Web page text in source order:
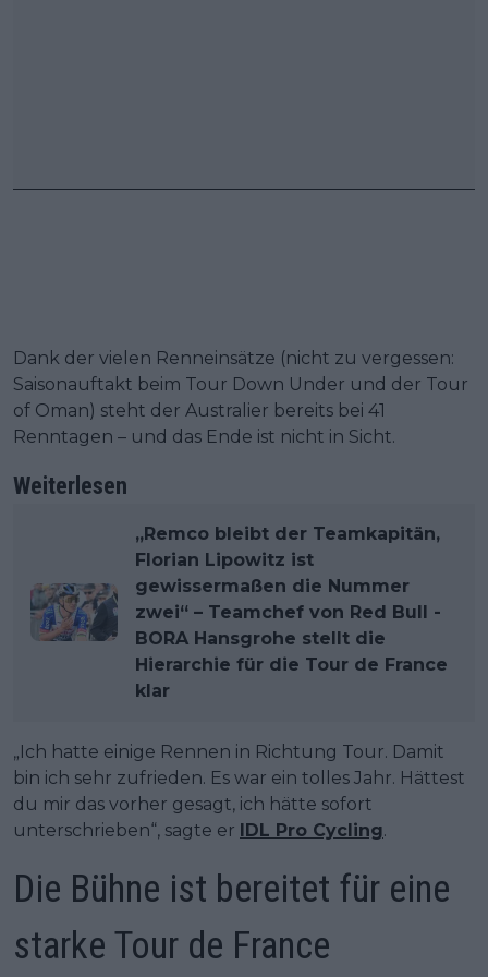
Dank der vielen Renneinsätze (nicht zu vergessen:
Saisonauftakt beim Tour Down Under und der Tour
of Oman) steht der Australier bereits bei 41
Renntagen – und das Ende ist nicht in Sicht.
Weiterlesen
„Remco bleibt der Teamkapitän,
Florian Lipowitz ist
gewissermaßen die Nummer
zwei“ – Teamchef von Red Bull -
BORA Hansgrohe stellt die
Hierarchie für die Tour de France
klar
„Ich hatte einige Rennen in Richtung Tour. Damit
bin ich sehr zufrieden. Es war ein tolles Jahr. Hättest
du mir das vorher gesagt, ich hätte sofort
unterschrieben“, sagte er IDL Pro Cycling.
Die Bühne ist bereitet für eine
starke Tour de France